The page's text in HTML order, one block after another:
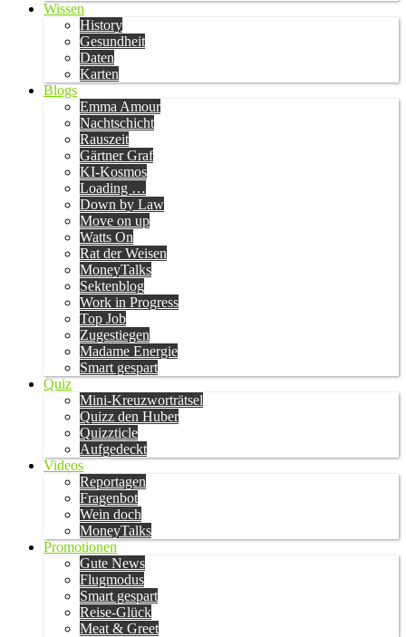
Wissen
History
Gesundheit
Daten
Karten
Blogs
Emma Amour
Nachtschicht
Rauszeit
Gärtner Graf
KI-Kosmos
Loading …
Down by Law
Move on up
Watts On
Rat der Weisen
MoneyTalks
Sektenblog
Work in Progress
Top Job
Zugestiegen
Madame Energie
Smart gespart
Quiz
Mini-Kreuzworträtsel
Quizz den Huber
Quizzticle
Aufgedeckt
Videos
Reportagen
Fragenbot
Wein doch
MoneyTalks
Promotionen
Gute News
Flugmodus
Smart gespart
Reise-Glück
Meat & Greet